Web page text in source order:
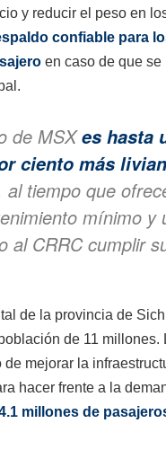
y reducir el peso en
confiable para
en caso de que
de MSXes hasta
ciento más
al tiempo que
mínimo y
al CRRC cumplir
de la provincia de
de 11 millones.
mejorar la
hacer frente a la
millones de